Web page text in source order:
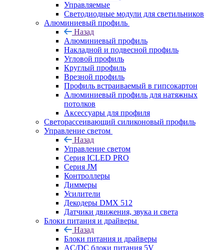
Управляемые
Светодиодные модули для светильников
Алюминиевый профиль
Назад
Алюминиевый профиль
Накладной и подвесной профиль
Угловой профиль
Круглый профиль
Врезной профиль
Профиль встраиваемый в гипсокартон
Алюминиевый профиль для натяжных
потолков
Аксессуары для профиля
Светорассеивающий силиконовый профиль
Управление светом
Назад
Управление светом
Серия ICLED PRO
Серия JM
Контроллеры
Диммеры
Усилители
Декодеры DMX 512
Датчики движения, звука и света
Блоки питания и драйверы
Назад
Блоки питания и драйверы
AC/DC блоки питания 5V